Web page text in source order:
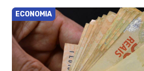
ECONOMIA